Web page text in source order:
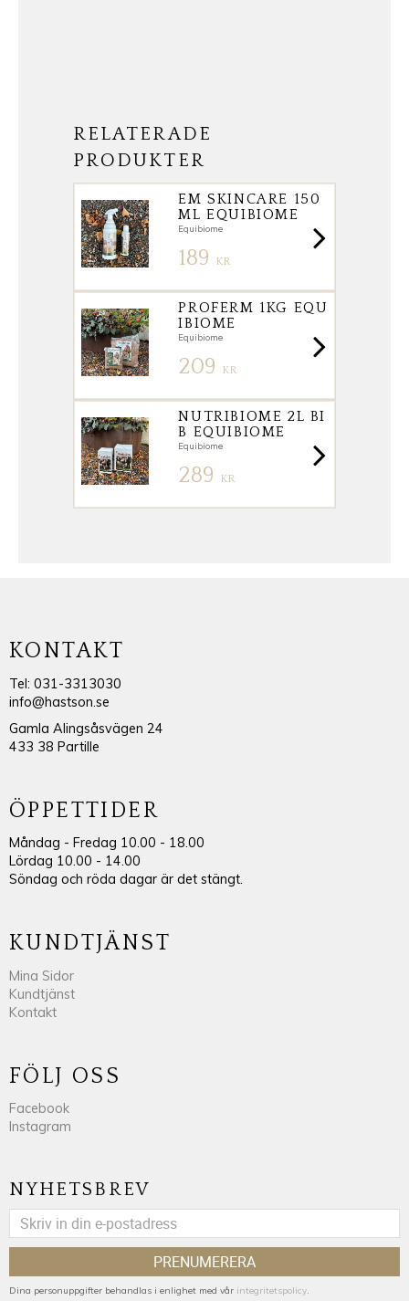
RELATERADE
PRODUKTER
EM SKINCARE 150
ML EQUIBIOME
Equibiome
189 KR
PROFERM 1KG EQU
IBIOME
Equibiome
209 KR
NUTRIBIOME 2L BI
B EQUIBIOME
Equibiome
289 KR
KONTAKT
Tel: 031-3313030
info@hastson.se
Gamla Alingsåsvägen 24
433 38 Partille
ÖPPETTIDER
Måndag - Fredag 10.00 - 18.00
Lördag 10.00 - 14.00
Söndag och röda dagar är det stängt.
KUNDTJÄNST
Mina Sidor
Kundtjänst
Kontakt
FÖLJ OSS
Facebook
Instagram
NYHETSBREV
PRENUMERERA
Dina personuppgifter behandlas i enlighet med vår integritetspolicy.